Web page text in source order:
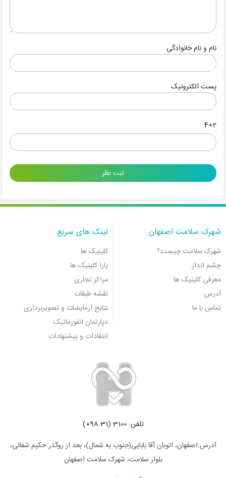
نام و نام خانوادگی
پست الکترونیک
4+2
شهرک سلامت اصفهان
شهرک سلامت چیست؟
چشم انداز
معرفی کلینیک ها
آدرس
تماس با ما
لینک های سریع
کلینیک ها
پارا کلینیک ها
مراکز تجاری
نقشه طبقات
نتایج آزمایشات و تصویربرداری
دپارتمان انفورماتیک
انتقادات و پیشنهادات
تلفن: 3100 (31 98+)
آدرس:اصفهان، اتوبان آقا بابایی(جنوب به شمال)، بعد از روگذر حکیم شفائی،
بلوار سلامت، شهرک سلامت اصفهان